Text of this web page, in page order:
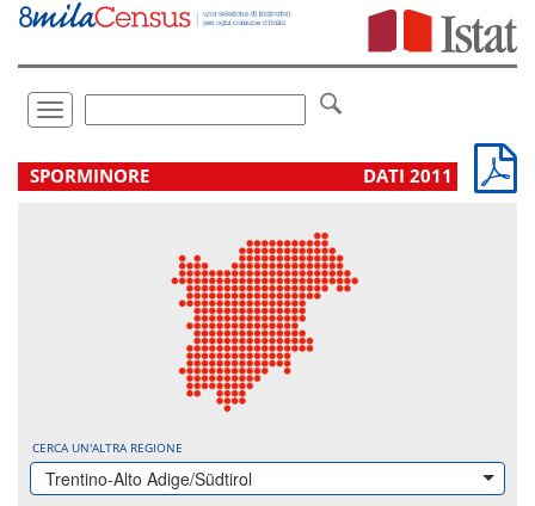
Vai
direttamente
Toggle
navigation
.
SPORMINORE DATI 2011
CERCA UN'ALTRA REGIONE
Trentino-Alto Adige/Südtirol